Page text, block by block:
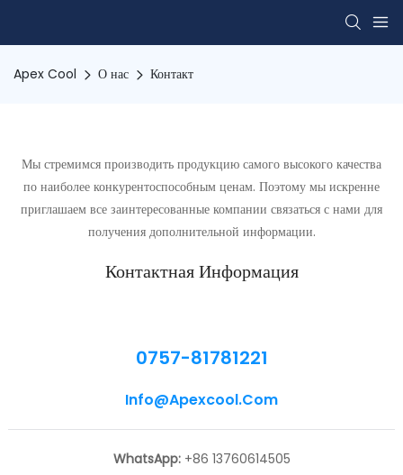
Apex Cool О нас Контакт
Мы стремимся производить продукцию самого высокого качества
по наиболее конкурентоспособным ценам. Поэтому мы искренне
приглашаем все заинтересованные компании связаться с нами для
получения дополнительной информации.
Контактная Информация
0757-81781221
Info@apexcool.com
WhatsApp:+86 13760614505